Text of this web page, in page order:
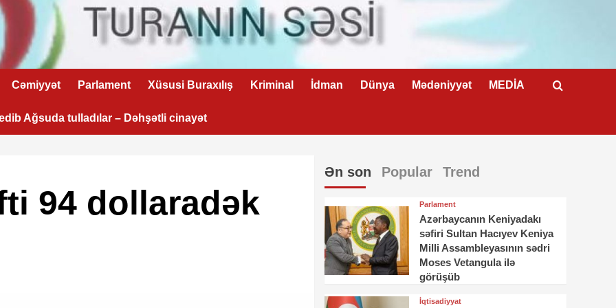
Cəmiyyət Parlament Xüsusi Buraxılış Kriminal İdman Dünya Mədəniyyət MEDİA
Ağsuda tulladılar – Dəhşətli cinayət
94 dollaradək
Ən son Popular Trend
Parlament
Azərbaycanın Keniyadakı
səfiri Sultan Hacıyev Keniya
Milli Assambleyasının sədri
Moses Vetangula ilə
görüşüb
İqtisadiyyat